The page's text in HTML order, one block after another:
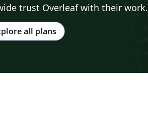
trust Overleaf with their work.
all plans